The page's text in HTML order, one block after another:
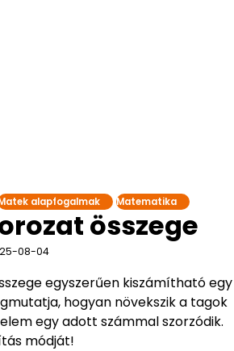
alapfogalmak Matematika
összege
08-04
egyszerűen kiszámítható egy
hogyan növekszik a tagok
egy adott számmal szorzódik.
módját!